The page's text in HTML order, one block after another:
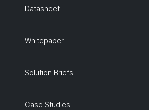
Datasheet
Whitepaper
Solution Briefs
Case Studies